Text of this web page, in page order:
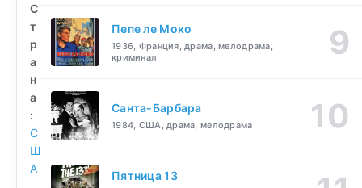
С
т
р
а
н
а
:
С
Ш
А
Пепе ле Моко
1936, Франция, драма, мелодрама,
криминал
Санта-Барбара
1984, США, драма, мелодрама
Пятница 13